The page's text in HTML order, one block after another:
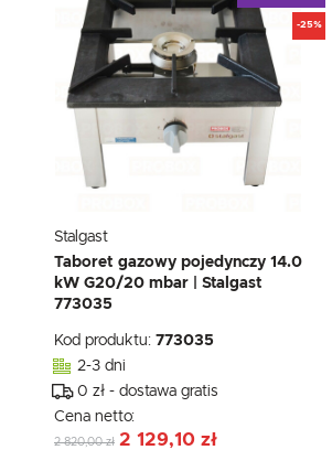
-25%
Stalgast
Taboret gazowy pojedynczy 14.0
kW G20/20 mbar | Stalgast
773035
Kod produktu: 773035
2-3 dni
0 zł - dostawa gratis
Cena netto:
2 820,00 zł 2 129,10 zł